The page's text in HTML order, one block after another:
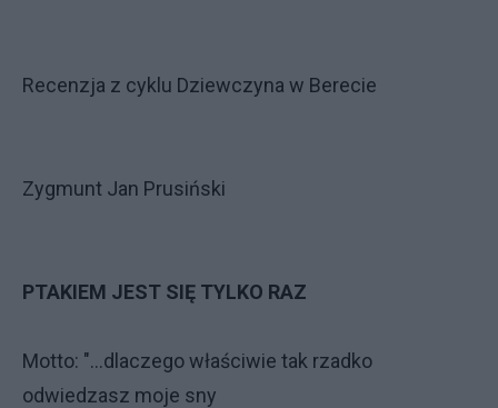
Recenzja z cyklu Dziewczyna w Berecie
Zygmunt Jan Prusiński
PTAKIEM JEST SIĘ TYLKO RAZ
Motto: "...dlaczego właściwie tak rzadko
odwiedzasz moje sny